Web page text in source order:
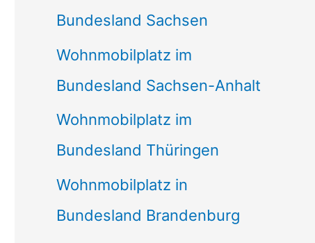
Bundesland Sachsen
Wohnmobilplatz im
Bundesland Sachsen-Anhalt
Wohnmobilplatz im
Bundesland Thüringen
Wohnmobilplatz in
Bundesland Brandenburg